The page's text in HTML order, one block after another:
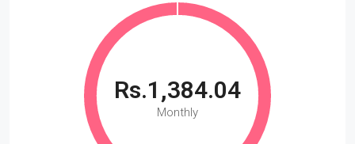
Rs.1,384.04
Monthly